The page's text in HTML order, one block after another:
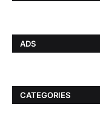
ADS
CATEGORIES